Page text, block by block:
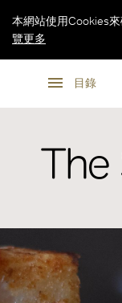
目錄
本網站使用Cookies
覽更多
The